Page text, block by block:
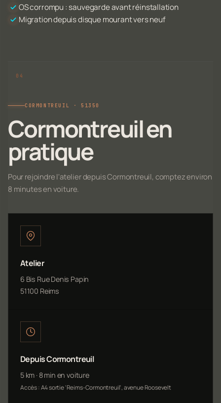
OS corrompu : sauvegarde avant réinstallation
Migration depuis disque mourant vers neuf
CORMONTREUIL · 51350
Cormontreuil en
pratique
Pour rejoindre l'atelier depuis Cormontreuil, comptez environ
8 minutes en voiture.
Atelier
6 Bis Rue Denis Papin
51100 Reims
Depuis Cormontreuil
5 km · 8 min en voiture
Accès : A4 sortie 'Reims-Cormontreuil', avenue Roosevelt